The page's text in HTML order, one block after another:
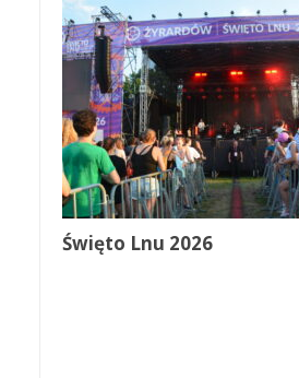
Święto Lnu 2026